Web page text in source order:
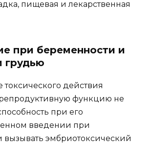
пищевая и лекарственная
при беременности и
грудью
действия
функцию не
при его
введении при
вызывать эмбриотоксический